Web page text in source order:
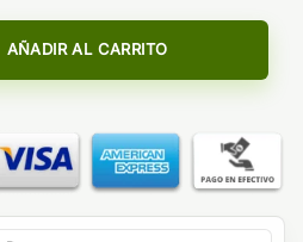
Salt cantidad
AÑADIR AL CARRITO